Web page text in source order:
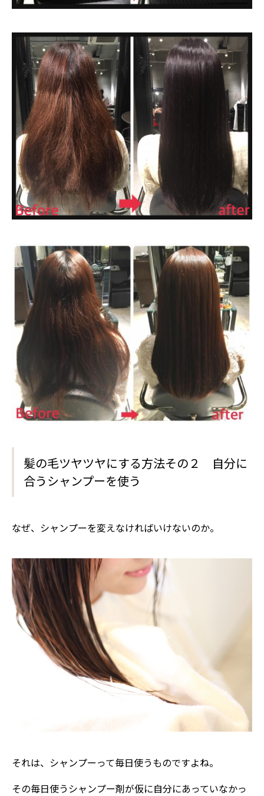
髪の毛ツヤツヤにする方法その２ 自分に
合うシャンプーを使う
なぜ、シャンプーを変えなければいけないのか。
それは、シャンプーって毎日使うものですよね。
その毎日使うシャンプー剤が仮に自分にあっていなかっ